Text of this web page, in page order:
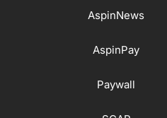
AspinNews
AspinPay
Paywall